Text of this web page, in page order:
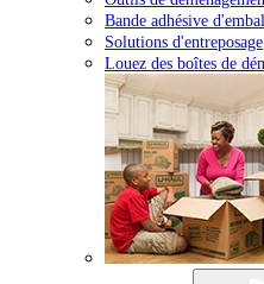
Bande adhésive
Solutions d'entreposage
Louez des boîtes de